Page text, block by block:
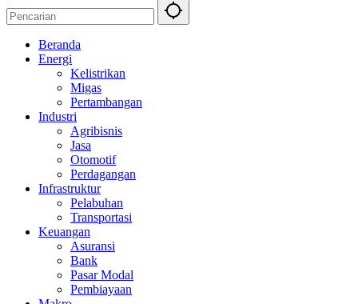
Beranda
Energi
Kelistrikan
Migas
Pertambangan
Industri
Agribisnis
Jasa
Otomotif
Perdagangan
Infrastruktur
Pelabuhan
Transportasi
Keuangan
Asuransi
Bank
Pasar Modal
Pembiayaan